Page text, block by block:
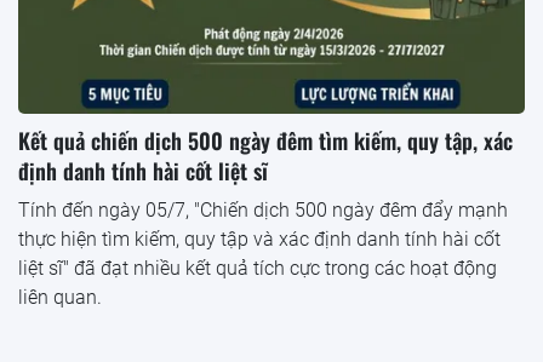
Kết quả chiến dịch 500 ngày đêm tìm kiếm, quy tập, xác
định danh tính hài cốt liệt sĩ
Tính đến ngày 05/7, "Chiến dịch 500 ngày đêm đẩy mạnh
thực hiện tìm kiếm, quy tập và xác định danh tính hài cốt
liệt sĩ" đã đạt nhiều kết quả tích cực trong các hoạt động
liên quan.